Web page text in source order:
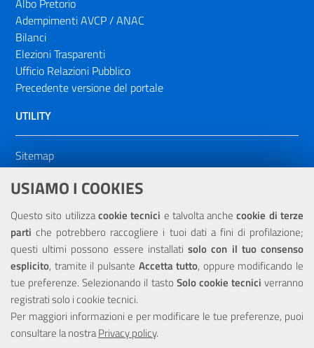
USIAMO I COOKIES
Questo sito utilizzacookie tecnici e talvolta anchecookie di terze
parti che potrebbero raccogliere i tuoi dati a fini di profilazione;
questi ultimi possono essere installatisolo con il tuo consenso
esplicito, tramite il pulsante Accetta tutto, oppure modificando le
tue preferenze. Selezionando il tasto Solo cookie tecnici verranno
registrati solo i cookie tecnici.
Per maggiori informazioni e per modificare le tue preferenze, puoi
consultare la nostraPrivacy policy.
Albo Pretorio
Adempimenti AVCP / ANAC
Bilanci
Elezioni Trasparenti
Ufficio Relazioni Pubblico
Precedente versione del portale
UTILITY
Sitemap
Dichiarazione di accessibilità
NOTE LEGALI
Privacy
Portale realizzato con la partecipazione finanziaria dell'Unione
Europea tramite i fondi del POR Sicilia 2000/2006 Misura 6.05 -